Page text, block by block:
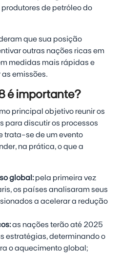
de petróleo do
que sua posição
outras nações ricas em
medidas mais rápidas e
emissões.
é importante?
principal objetivo reunir os
para discutir os processos
trata-se de um evento
na prática, o que a
global:pela primeira vez
os países analisaram seus
a acelerar a redução
as nações terão até 2025
estratégias, determinando o
o aquecimento global;